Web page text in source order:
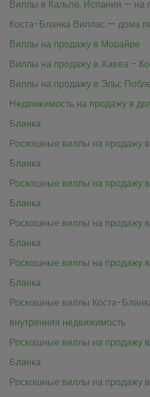
Виллы в Кальпе, Испания — на
Коста-Бланка Виллас — дома
Виллы на продажу в Морайре
Виллы на продажу в Хавеа –
Виллы на продажу в Эльс
Недвижимость на продажу в
Бланка
Роскошные виллы на продажу
Бланка
Роскошные виллы на продажу
Бланка
Роскошные виллы на продажу
Бланка
Роскошные виллы на продажу
Бланка
Роскошные виллы Коста-
внутренняя недвижимость
Роскошные виллы на продажу
Бланка
Роскошные виллы на продажу